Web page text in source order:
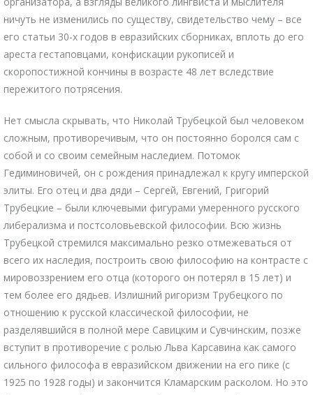
ничуть не изменились по существу, свидетельство чему – все
его статьи 30-х годов в евразийских сборниках, вплоть до его
ареста гестаповцами, конфискации рукописей и
скоропостижной кончины в возрасте 48 лет вследствие
пережитого потрясения.
Нет смысла скрывать, что Николай Трубецкой был человеком
сложным, противоречивым, что он постоянно боролся сам с
собой и со своим семейным наследием. Потомок
Гедиминовичей, он с рождения принадлежал к кругу имперской
элиты. Его отец и два дяди – Сергей, Евгений, Григорий
Трубецкие – были ключевыми фигурами умеренного русского
либерализма и постсоловьевской философии. Всю жизнь
Трубецкой стремился максимально резко отмежеваться от
всего их наследия, построить свою философию на контрасте с
мировоззрением его отца (которого он потерял в 15 лет) и
тем более его дядьев. Излишний ригоризм Трубецкого по
отношению к русской классической философии, не
разделявшийся в полной мере Савицким и Сувчинским, позже
вступит в противоречие с ролью Льва Карсавина как самого
сильного философа в евразийском движении на его пике (с
1925 по 1928 годы) и закончится Кламарским расколом. Но это